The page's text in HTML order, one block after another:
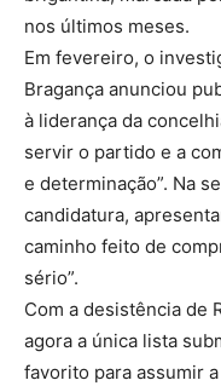
nos últimos meses.
Em fevereiro, o
Bragança anunciou
à liderança da
servir o partido e a
e determinação”. Na
candidatura,
caminho feito de
sério”.
Com a desistência de
agora a única lista
favorito para assumir